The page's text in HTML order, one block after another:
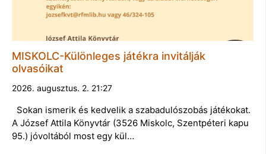
MISKOLC-Különleges játékra invitálják
olvasóikat
2026. augusztus. 2. 21:27
Sokan ismerik és kedvelik a szabadulószobás játékokat.
A József Attila Könyvtár (3526 Miskolc, Szentpéteri kapu
95.) jóvoltából most egy kül…